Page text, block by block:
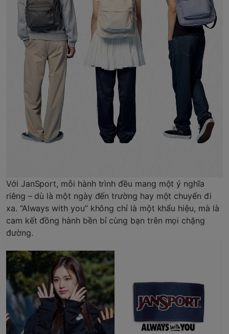
Với JanSport, mỗi hành trình đều mang một ý nghĩa
riêng – dù là một ngày đến trường hay một chuyến đi
xa. “Always with you” không chỉ là một khẩu hiệu, mà là
cam kết đồng hành bền bỉ cùng bạn trên mọi chặng
đường.